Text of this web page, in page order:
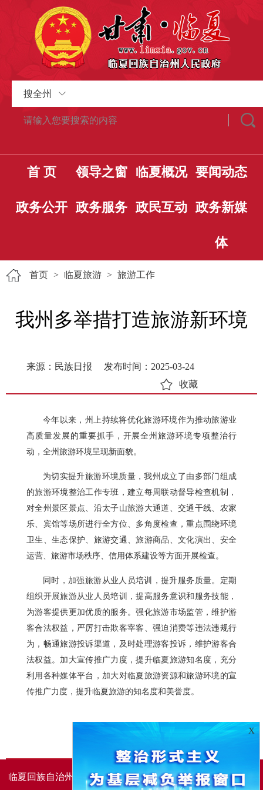
搜全州
首 页 领导之窗 临夏概况 要闻动态
政务公开 政务服务 政民互动 政务新媒
体
首页 > 临夏旅游 > 旅游工作
我州多举措打造旅游新环境
来源：民族日报
发布时间：2025-03-24
收藏
今年以来，州上持续将优化旅游环境作为推动旅游业
高质量发展的重要抓手，开展全州旅游环境专项整治行
动，全州旅游环境呈现新面貌。
为切实提升旅游环境质量，我州成立了由多部门组成
的旅游环境整治工作专班，建立每周联动督导检查机制，
对全州景区景点、沿太子山旅游大通道、交通干线、农家
乐、宾馆等场所进行全方位、多角度检查，重点围绕环境
卫生、生态保护、旅游交通、旅游商品、文化演出、安全
运营、旅游市场秩序、信用体系建设等方面开展检查。
同时，加强旅游从业人员培训，提升服务质量。定期
组织开展旅游从业人员培训，提高服务意识和服务技能，
为游客提供更加优质的服务。强化旅游市场监管，维护游
客合法权益，严厉打击欺客宰客、强迫消费等违法违规行
为，畅通旅游投诉渠道，及时处理游客投诉，维护游客合
法权益。加大宣传推广力度，提升临夏旅游知名度，充分
利用各种媒体平台，加大对临夏旅游资源和旅游环境的宣
传推广力度，提升临夏旅游的知名度和美誉度。
临夏回族自治州人民政府办公室主办 临夏回族自治州人民政
X